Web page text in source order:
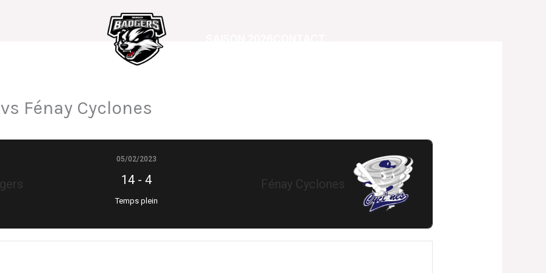
Fénay Cyclones
Fénay Cyclones
05/02/2023
14- 4
Temps plein